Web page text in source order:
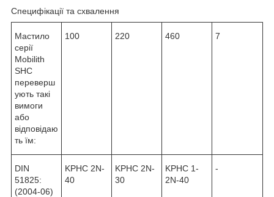
Специфікації та схвалення
Мастило
серії
Mobilith
SHC
переверш
ують такі
вимоги
або
відповідаю
ть їм:
100 220 460 7
DIN
51825:
(2004-06)
KPHC 2N-
40
KPHC 2N-
30
KPHC 1-
2N-40
-